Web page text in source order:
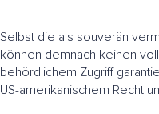
Selbst die als souverän
können demnach keinen
behördlichem Zugriff
US-amerikanischem Recht